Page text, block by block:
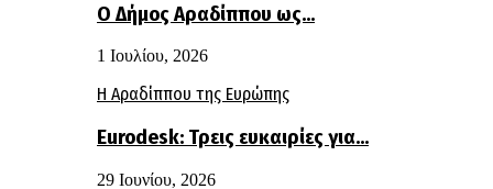
Ο Δήμος Αραδίππου ως…
1 Ιουλίου, 2026
Η Αραδίππου της Ευρώπης
Eurodesk: Τρεις ευκαιρίες για…
29 Ιουνίου, 2026